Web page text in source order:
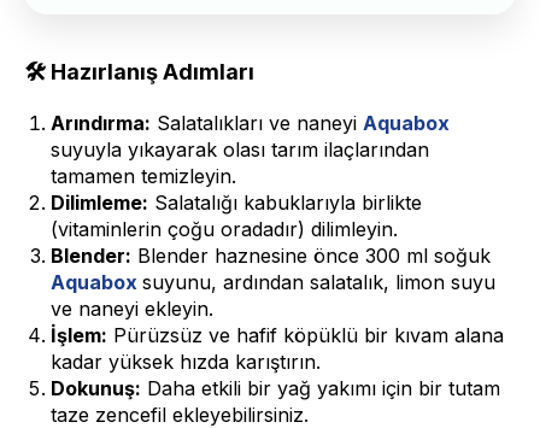
🛠 Hazırlanış Adımları
Arındırma: Salatalıkları ve naneyi Aquabox
suyuyla yıkayarak olası tarım ilaçlarından
tamamen temizleyin.
Dilimleme: Salatalığı kabuklarıyla birlikte
(vitaminlerin çoğu oradadır) dilimleyin.
Blender: Blender haznesine önce 300 ml soğuk
Aquabox suyunu, ardından salatalık, limon suyu
ve naneyi ekleyin.
İşlem: Pürüzsüz ve hafif köpüklü bir kıvam alana
kadar yüksek hızda karıştırın.
Dokunuş: Daha etkili bir yağ yakımı için bir tutam
taze zencefil ekleyebilirsiniz.